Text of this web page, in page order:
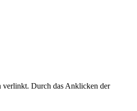
verlinkt. Durch das Anklicken der